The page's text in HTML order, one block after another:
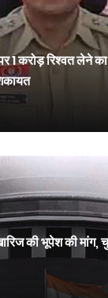
1 करोड़ रिश्वत लेने
की भूपेश की मांग,